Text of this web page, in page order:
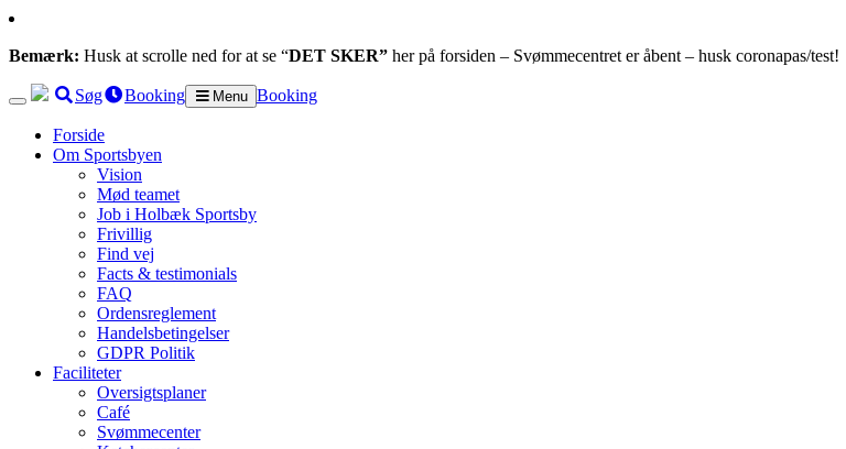
Bemærk: Husk at scrolle ned for at se “DET SKER” her på forsiden – Svømmecentret er åbent – husk coronapas/test!
Søg Booking Menu Booking
Forside
Om Sportsbyen
Vision
Mød teamet
Job i Holbæk Sportsby
Frivillig
Find vej
Facts & testimonials
FAQ
Ordensreglement
Handelsbetingelser
GDPR Politik
Faciliteter
Oversigtsplaner
Café
Svømmecenter